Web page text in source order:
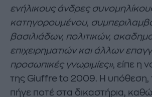
ενήλικους άνδρες
κατηγορουμένου,
βασιλιάδων, πολιτικών,
επιχειρηματιών και άλλων
προσωπικές γνωριμίες», είπε η
της Giuffre to 2009. Η υπόθεση,
πήγε ποτέ στα δικαστήρια,